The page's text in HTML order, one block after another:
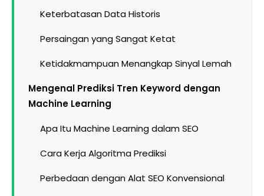
Keterbatasan Data Historis
Persaingan yang Sangat Ketat
Ketidakmampuan Menangkap Sinyal Lemah
Mengenal Prediksi Tren Keyword dengan
Machine Learning
Apa Itu Machine Learning dalam SEO
Cara Kerja Algoritma Prediksi
Perbedaan dengan Alat SEO Konvensional